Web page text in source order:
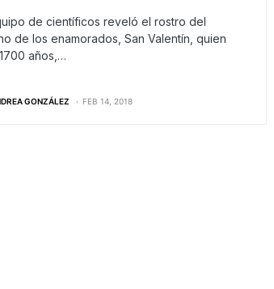
de científicos reveló el rostro del
de los enamorados, San Valentín, quien
años,…
GONZÁLEZ FEB 14, 2018